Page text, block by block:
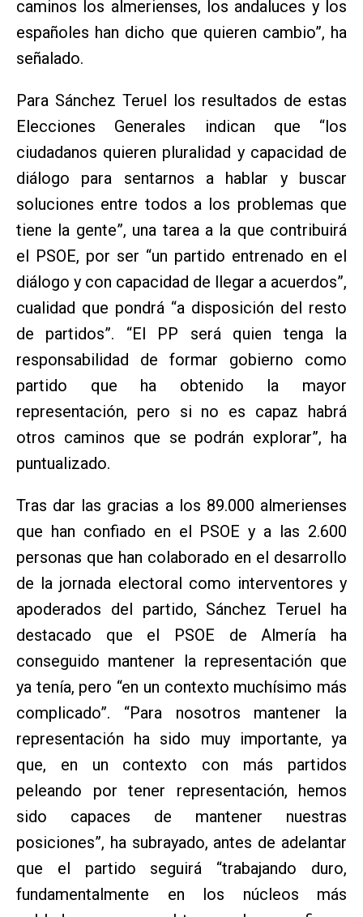
caminos los almerienses, los andaluces y los
españoles han dicho que quieren cambio”, ha
señalado.
Para Sánchez Teruel los resultados de estas
Elecciones Generales indican que “los
ciudadanos quieren pluralidad y capacidad de
diálogo para sentarnos a hablar y buscar
soluciones entre todos a los problemas que
tiene la gente”, una tarea a la que contribuirá
el PSOE, por ser “un partido entrenado en el
diálogo y con capacidad de llegar a acuerdos”,
cualidad que pondrá “a disposición del resto
de partidos”. “El PP será quien tenga la
responsabilidad de formar gobierno como
partido que ha obtenido la mayor
representación, pero si no es capaz habrá
otros caminos que se podrán explorar”, ha
puntualizado.
Tras dar las gracias a los 89.000 almerienses
que han confiado en el PSOE y a las 2.600
personas que han colaborado en el desarrollo
de la jornada electoral como interventores y
apoderados del partido, Sánchez Teruel ha
destacado que el PSOE de Almería ha
conseguido mantener la representación que
ya tenía, pero “en un contexto muchísimo más
complicado”. “Para nosotros mantener la
representación ha sido muy importante, ya
que, en un contexto con más partidos
peleando por tener representación, hemos
sido capaces de mantener nuestras
posiciones”, ha subrayado, antes de adelantar
que el partido seguirá “trabajando duro,
fundamentalmente en los núcleos más